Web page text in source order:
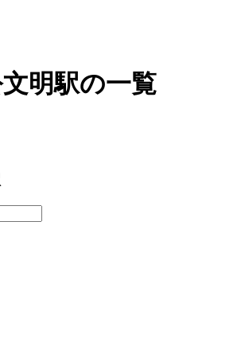
明駅の一覧